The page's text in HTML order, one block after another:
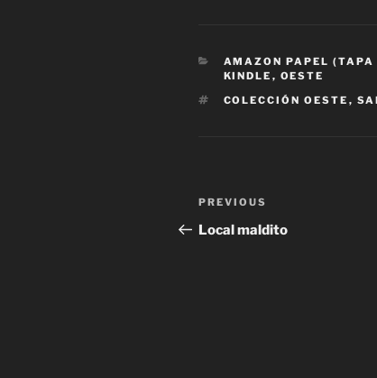
CATEGORIES
AMAZON PAPEL (TAPA
KINDLE , OESTE
TAGS
COLECCIÓN OESTE ,
Post
navigation
Previous
Post
PREVIOUS
Local maldito